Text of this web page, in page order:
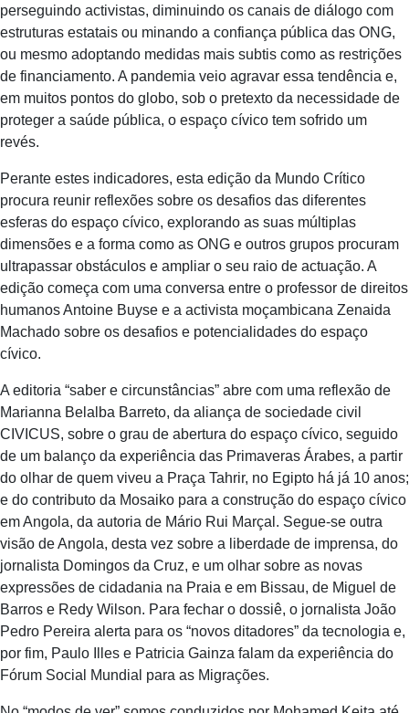
perseguindo activistas, diminuindo os canais de diálogo com
estruturas estatais ou minando a confiança pública das ONG,
ou mesmo adoptando medidas mais subtis como as restrições
de financiamento. A pandemia veio agravar essa tendência e,
em muitos pontos do globo, sob o pretexto da necessidade de
proteger a saúde pública, o espaço cívico tem sofrido um
revés.
Perante estes indicadores, esta edição da Mundo Crítico
procura reunir reflexões sobre os desafios das diferentes
esferas do espaço cívico, explorando as suas múltiplas
dimensões e a forma como as ONG e outros grupos procuram
ultrapassar obstáculos e ampliar o seu raio de actuação. A
edição começa com uma conversa entre o professor de direitos
humanos Antoine Buyse e a activista moçambicana Zenaida
Machado sobre os desafios e potencialidades do espaço
cívico.
A editoria “saber e circunstâncias” abre com uma reflexão de
Marianna Belalba Barreto, da aliança de sociedade civil
CIVICUS, sobre o grau de abertura do espaço cívico, seguido
de um balanço da experiência das Primaveras Árabes, a partir
do olhar de quem viveu a Praça Tahrir, no Egipto há já 10 anos;
e do contributo da Mosaiko para a construção do espaço cívico
em Angola, da autoria de Mário Rui Marçal. Segue-se outra
visão de Angola, desta vez sobre a liberdade de imprensa, do
jornalista Domingos da Cruz, e um olhar sobre as novas
expressões de cidadania na Praia e em Bissau, de Miguel de
Barros e Redy Wilson. Para fechar o dossiê, o jornalista João
Pedro Pereira alerta para os “novos ditadores” da tecnologia e,
por fim, Paulo Illes e Patricia Gainza falam da experiência do
Fórum Social Mundial para as Migrações.